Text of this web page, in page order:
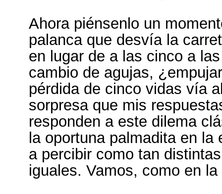
Ahora piénsenlo un
palanca que desvía la
en lugar de a las cinco a
cambio de agujas,
pérdida de cinco vidas vía
sorpresa que mis
responden a este dilema
la oportuna palmadita en
a percibir como tan
iguales. Vamos, como en